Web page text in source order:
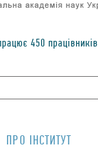
450 працiвникiв
ПРО IНСТИТУТ